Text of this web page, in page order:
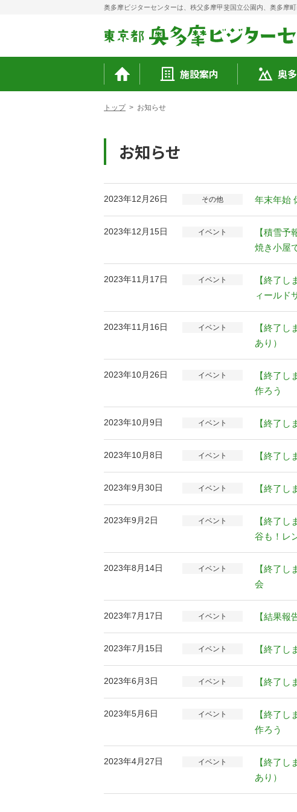
奥多摩ビジターセンターは、秩父多摩甲斐国立公園内、奥多摩
施設案内 奥
トップ > お知らせ
お知らせ
2023年12月26日 その他 年末年始
2023年12月15日 イベント
【積雪
焼き小屋
2023年11月17日 イベント
【終了
ィールド
2023年11月16日 イベント
【終了
あり）
2023年10月26日 イベント
【終了
作ろう
2023年10月9日 イベント 【終了し
2023年10月8日 イベント 【終了
2023年9月30日 イベント 【終了
2023年9月2日 イベント
【終了
谷も！レ
2023年8月14日 イベント
【終了
会
2023年7月17日 イベント 【結果
2023年7月15日 イベント 【終了
2023年6月3日 イベント 【終了
2023年5月6日 イベント
【終了
作ろう
2023年4月27日 イベント
【終了
あり）